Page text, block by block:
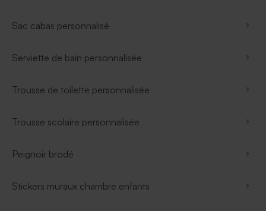
Sac cabas personnalisé
Serviette de bain personnalisée
Trousse de toilette personnalisée
Trousse scolaire personnalisée
Peignoir brodé
Stickers muraux chambre enfants